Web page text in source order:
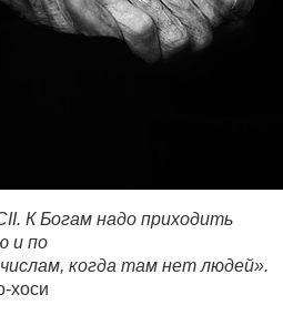
К Богам надо приходить
и по
когда там нет людей».
хоси